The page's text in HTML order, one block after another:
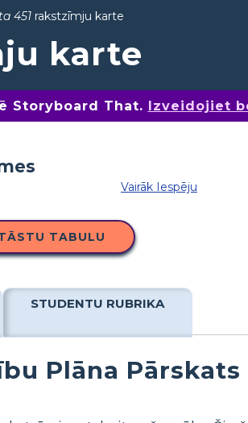
451 rakstzīmju karte
karte
Storyboard That. Izveidojiet
Vairāk Iespēju
TABULU
STUDENTU RUBRIKA
Plāna Pārskats